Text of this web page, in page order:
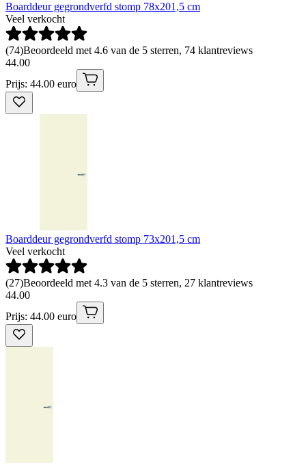
Boarddeur gegrondverfd stomp 78x201,5 cm
Veel verkocht
(74)Beoordeeld met 4.6 van de 5 sterren, 74 klantreviews
44.00
Prijs: 44.00 euro
Boarddeur gegrondverfd stomp 73x201,5 cm
Veel verkocht
(27)Beoordeeld met 4.3 van de 5 sterren, 27 klantreviews
44.00
Prijs: 44.00 euro